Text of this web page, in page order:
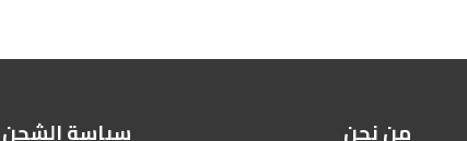
سياسة الشحن من نحن